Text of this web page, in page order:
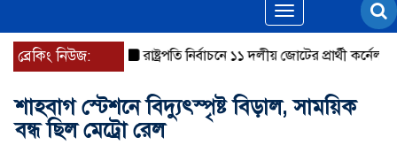
Toggle
navigation
ব্রেকিং নিউজ: রাষ্ট্রপতি নির্বাচনে ১১ দলীয় জোটের প্রার্থী কর্নেল অলি
শাহবাগ স্টেশনে বিদ্যুৎস্পৃষ্ট বিড়াল, সাময়িক
বন্ধ ছিল মেট্রো রেল